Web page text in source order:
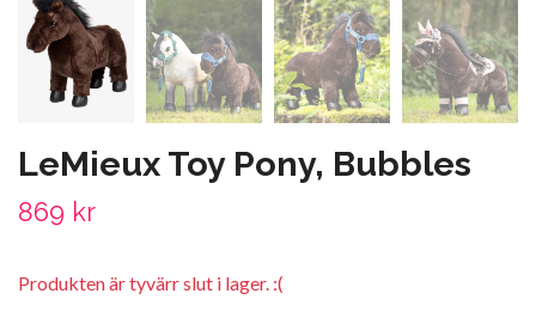
LeMieux Toy Pony, Bubbles
869 kr
Produkten är tyvärr slut i lager. :(